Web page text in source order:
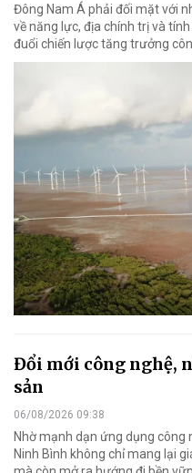
Đông Nam Á phải đối mặt với
về năng lực, địa chính trị và
đuổi chiến lược tăng trưởng
Đổi mới công nghệ,
sản
06/08/2026 09:38
Nhờ mạnh dạn ứng dụng công
Ninh Bình không chỉ mang lại